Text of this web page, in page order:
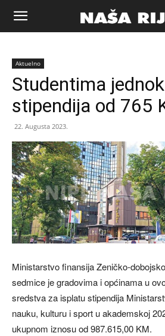
Naša
riječ
Aktuelno
Studentima
stipendija od 765
22. Augusta 2023.
Ministarstvo finansija Zeničko-
sedmice je gradovima i općinama u
sredstva za isplatu stipendija
nauku, kulturu i sport u akademskoj
ukupnom iznosu od 987.615,00 KM.